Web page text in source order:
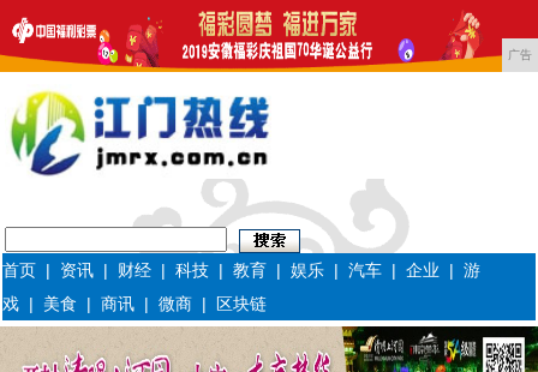
广告
首页 | 资讯 | 财经 |科技 |教育 |娱乐 |汽车 |企业 |游
戏 | 美食 |商讯 |微商 | 区块链